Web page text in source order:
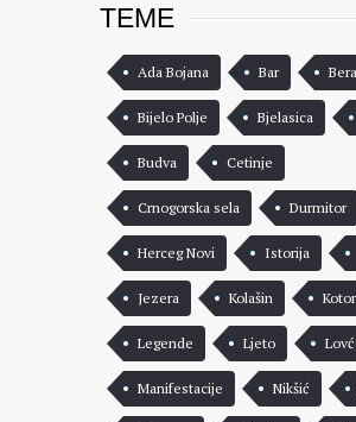
TEME
Ada Bojana Bar
Bijelo Polje Bjelasica
Budva Cetinje
Crnogorska sela Durmitor
Herceg Novi Istorija
Jezera Kolašin Kotor
Legende Ljeto
Manifestacije Nikšić